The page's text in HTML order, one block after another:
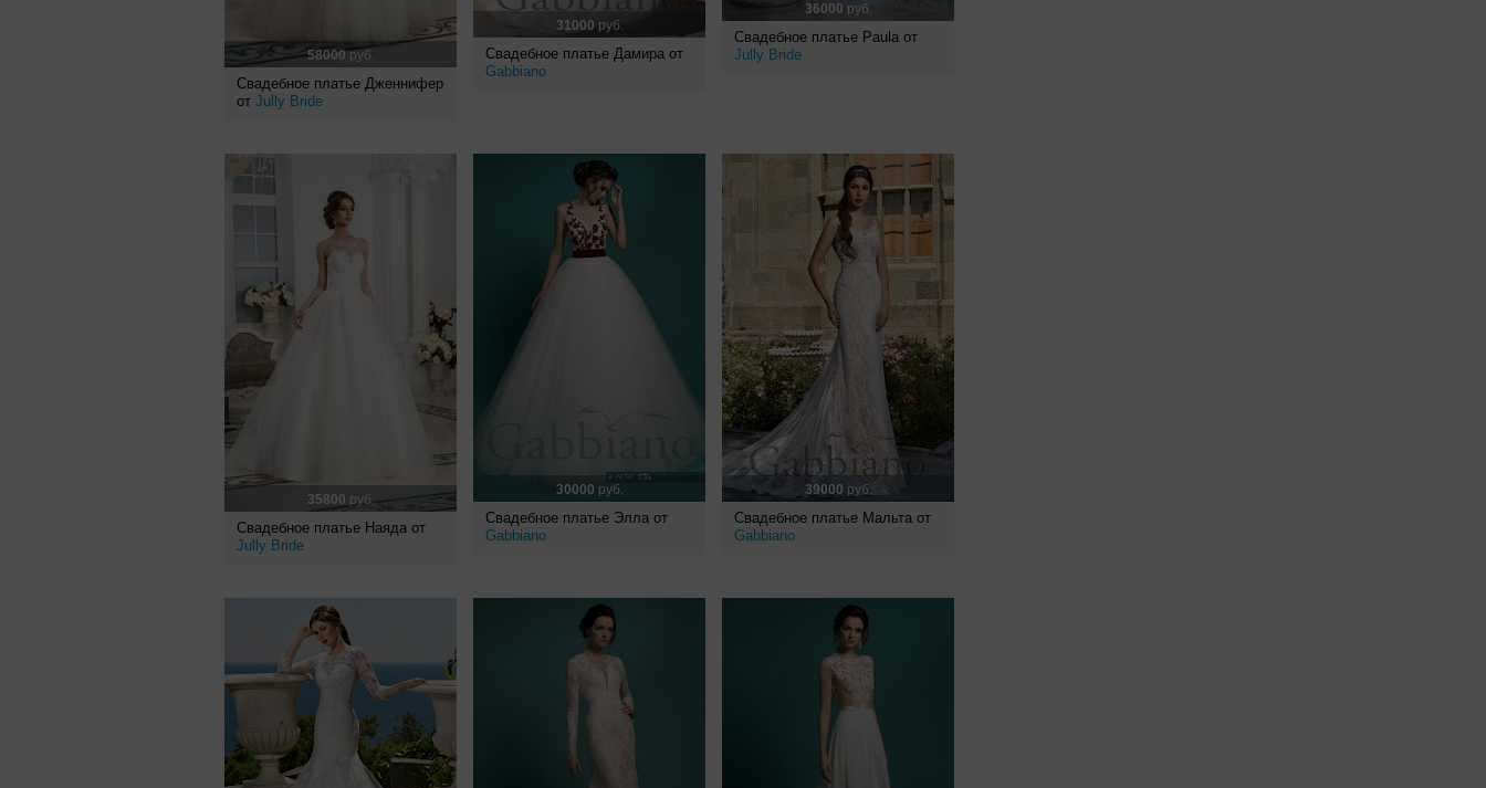
58000руб.
Свадебное платье Дженнифер
от Jully Bride
31000руб.
Свадебное платье Дамира от
Gabbiano
36000 руб.
Свадебное платье Paula от
Jully Bride
35800 руб.
Свадебное платье Наяда от
Jully Bride
30000 руб.
Свадебное платье Элла от
Gabbiano
39000 руб.
Свадебное платье Мальта от
Gabbiano